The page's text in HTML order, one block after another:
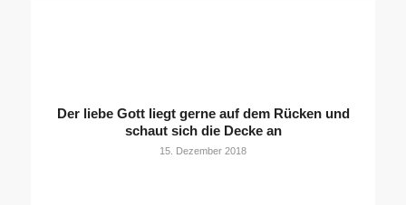
Der liebe Gott liegt gerne auf dem Rücken und
schaut sich die Decke an
15. Dezember 2018